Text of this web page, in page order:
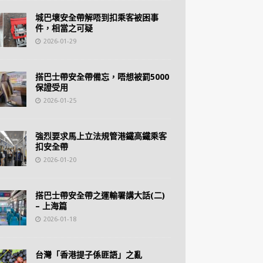
城巴壞安全帶解唔到扣乘客被困事
件，相當之可疑
2026-01-29
搭巴士帶安全帶備忘，唔想被罰5000
保證受用
2026-01-25
強烈要求馬上立法規管港鐵高鐵乘客
扣安全帶
2026-01-20
搭巴士帶安全帶之運輸署講大話(二)
– 上海篇
2026-01-18
台灣「香港提子係匪語」之亂